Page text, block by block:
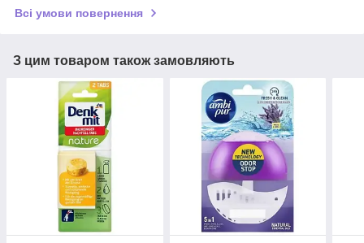
Всі умови повернення
З цим товаром також замовляють